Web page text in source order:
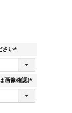
さい
(
須
画像確認)
(